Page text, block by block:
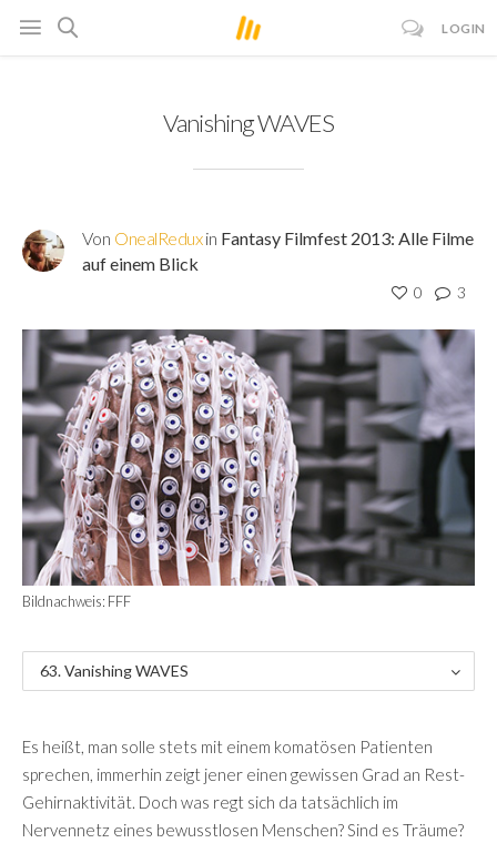
LOGIN
Vanishing WAVES
Von OnealReduxin Fantasy Filmfest 2013: Alle Filme
auf einem Blick
0 3
Bildnachweis: FFF
63. Vanishing WAVES
Es heißt, man solle stets mit einem komatösen Patienten
sprechen, immerhin zeigt jener einen gewissen Grad an Rest-
Gehirnaktivität. Doch was regt sich da tatsächlich im
Nervennetz eines bewusstlosen Menschen? Sind es Träume?